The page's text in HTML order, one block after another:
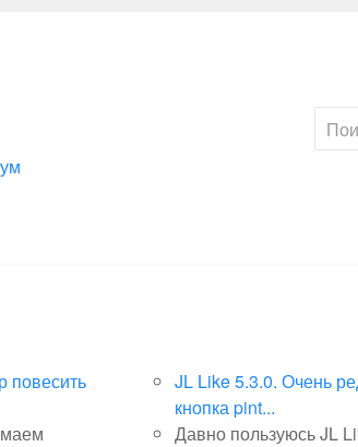
повесить
JL Like 5.3.0. Очень
кнопка pint...
Давно пользуюсь JL